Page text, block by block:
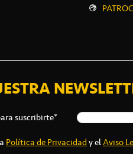
suscribirte*
Política de Privacidady elAviso